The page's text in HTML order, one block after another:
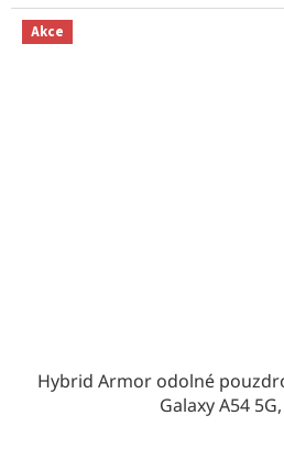
Akce
Hybrid Armor odolné
Galaxy A54